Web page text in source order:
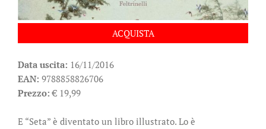
ACQUISTA
Data uscita: 16/11/2016
EAN: 9788858826706
Prezzo: € 19,99
E “Seta” è diventato un libro illustrato. Lo è